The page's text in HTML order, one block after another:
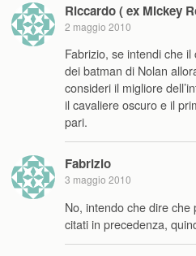
Riccardo ( ex Mickey
2 maggio 2010
Fabrizio, se intendi che
dei batman di Nolan
consideri il migliore
il cavaliere oscuro e il
pari.
Fabrizio
3 maggio 2010
No, intendo che dire
citati in precedenza,